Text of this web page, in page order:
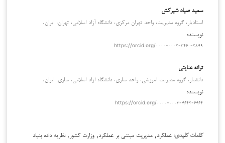
سعید صیاد شیرکش
استادیار، گروه مدیریت، واحد تهران مرکزی، دانشگاه آزاد اسلامی، تهران، ایران.
نویسنده
https://orcid.org/۰۰۰۰-۰۰۰۲-۳۴۶۰-۲۸۴۹
ترانه عنایتی
دانشیار، گروه مدیریت آموزشی، واحد ساری، دانشگاه آزاد اسلامی، ساری، ایران.
نویسنده
https://orcid.org/۰۰۰۰-۰۰۰۳-۴۶۴۲-۶۴۶۴
کلمات کلیدی: عملکرد, مدیریت مبتنی بر عملکرد, وزارت کشور, نظریه داده بنیاد